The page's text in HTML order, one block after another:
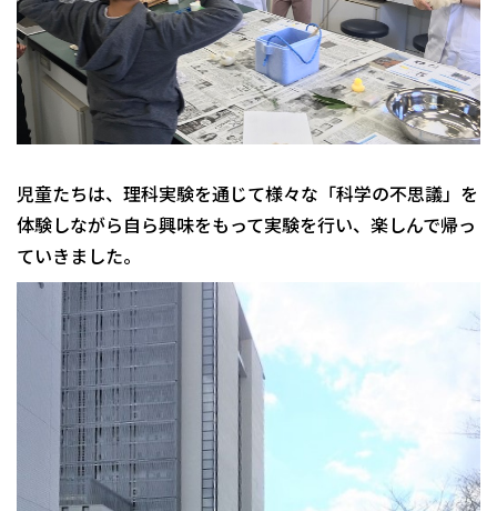
児童たちは、理科実験を通じて様々な「科学の不思議」を
体験しながら自ら興味をもって実験を行い、楽しんで帰っ
ていきました。